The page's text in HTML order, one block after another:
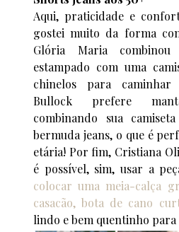
Aqui, praticidade e
gostei muito da forma
Glória Maria
estampado com uma
chinelos para
Bullock prefere
combinando sua
bermuda jeans, o que é
etária! Por fim, Cristiana
é possível, sim, usar a
colocar uma meia-calça
casacão, bota de cano
lindo e bem quentinho para